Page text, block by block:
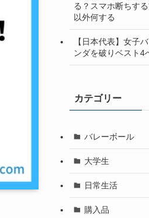
る？スマホ断ちす
以外何する
【日本代表】女子
ンダを破りベスト4
カテゴリー
バレーボール
大学生
日常生活
購入品